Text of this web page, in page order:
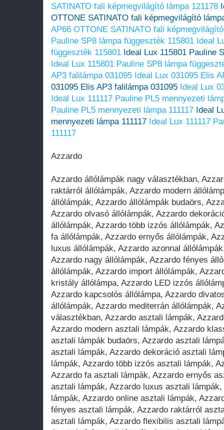
SATINATO fali képmegvilágító lámpa 121178
OTTONE SATINATO fali képmegvilágító
AP66 OTTONE SATINATO fali
Pauline SP8 lámpa függeszték 115801 Ideal
függeszték 115801 Ideal Lux 115801 Pauline
Ideal Lux 115801 Pauline SP8 lámpa
AP3 falilámpa 031095 Ideal Lux 031095 Elis
031095 Elis AP3 falilámpa 031095 Ideal Lux
Ideal Lux 111117 Pauline PL5 mennyezeti
Pauline PL5 mennyezeti lámpa 111117 Ideal
mennyezeti lámpa 111117 Ideal Lux 111117
111117
Azzardo
Azzardo állólámpák nagy választékban, Azzardo állólámpák, Azzardo raktárról állólámpák, Azzardo modern állólámpák, Azzardo klasszikus állólámpák, Azzardo állólámpák budaörs, Azzardo állólámpák gyerekeknek, Azzardo olvasó állólámpák, Azzardo dekoráció állólámpák, Azzardo szép állólámpák, Azzardo több izzós állólámpák, Azzardo nagy állólámpák, Azzardo fa állólámpák, Azzardo ernyős állólámpák, Azzardo olcsó állólámpák, Azzardo luxus állólámpák, Azzardo azonnal állólámpák, Azzardo online állólámpák, Azzardo nagy állólámpák, Azzardo fényes állólámpák, Azzardo raktárról állólámpák, Azzardo import állólámpák, Azzardo flexibilis állólámpák, Azzardo kristály állólámpa, Azzardo LED izzós állólámpa, Azzardo spot állólámpák, Azzardo kapcsolós állólámpa, Azzardo divatos állólámpák, Azzardo rusztikus állólámpák, Azzardo mediterrán állólámpák, Azzardo asztali lámpák nagy választékban, Azzardo asztali lámpák, Azzardo raktárról asztali lámpák, Azzardo modern asztali lámpák, Azzardo klasszikus asztali lámpák, Azzardo asztali lámpák budaörs, Azzardo asztali lámpák gyerekeknek, Azzardo olvasó asztali lámpák, Azzardo dekoráció asztali lámpák, Azzardo szép asztali lámpák, Azzardo több izzós asztali lámpák, Azzardo nagy asztali lámpák, Azzardo fa asztali lámpák, Azzardo ernyős asztali lámpák, Azzardo olcsó asztali lámpák, Azzardo luxus asztali lámpák, Azzardo azonnal asztali lámpák, Azzardo online asztali lámpák, Azzardo nagy asztali lámpák, Azzardo fényes asztali lámpák, Azzardo raktárról asztali lámpák, Azzardo import asztali lámpák, Azzardo flexibilis asztali lámpák, Azzardo éjjeli asztali lámpák, Azzardo íróasztali lámpák, Azzardo banklámpák, Azzardo gyermek íróasztali lámpák, Azzardo hangulatfény asztali lámpák, Azzardo komód asztali lámpák, Azzardo csíptetős asztali lámpák, Azzardo kerek asztali lámpák, Azzardo szögletes asztali lámpák, Azzardo kristály asztali lámpa, Azzardo led izzós asztali lámpák, Azzardo spot asztali lámpák, Azzardo kapcsolós asztali lámpák, Azzardo divatos asztali lámpák, Azzardo üveg asztali lámpák, Azzardo kerámia asztali lámpák, Azzardo rusztikus asztali lámpák, Azzardo mediterrán asztali lámpák, Azzardo falilámpák nagy választékban, Azzardo falilámpák, Azzardo raktárról falilámpák, Azzardo modern falilámpák, Azzardo klasszikus falilámpák, Azzardo falilámpák budaörs, Azzardo falilámpák gyerekeknek, Azzardo olvasó falilámpák, Azzardo dekoráció falilámpák, Azzardo szép falilámpák, Azzardo több izzós falilámpák, Azzardo nagy falilámpák, Azzardo szuper falilámpák, Azzardo olcsó falilámpák, Azzardo luxus falilámpák, Azzardo azonnal falilámpák, Azzardo online falilámpák, Azzardo nagy falilámpák, Azzardo fényes falilámpák, Azzardo raktárról falilámpák, Azzardo import falilámpák, Azzardo flexibilis falilámpák, Azzardo éjjeli falilámpák, Azzardo gyermek olvasó falilámpák, Azzardo hangulatfény falilámpák, Azzardo csíptetős lámpák, Azzardo kicsi falilámpák, Azzardo kerek falilámpák, Azzardo szögletes falilámpák, Azzardo kristály falilámpa, Azzardo led izzós falilámpák, Azzardo spot falilámpák, Azzardo kapcsolós falilámpák, Azzardo divatos falilámpák, Azzardo üveg falilámpák, Azzardo kerámia falilámpák, Azzardo rusztikus falilámpák, Azzardo mediterrán falilámpák, Azzardo képmegvilágító falilámpák, Azzardo képmegvilágító falilámpák led izzóval, Azzardo csillár lámpák nagy választékban, Azzardo csillár lámpák, Azzardo raktárról csillár lámpák, Azzardo modern csillár lámpák, Azzardo klasszikus csillár lámpák, Azzardo csillár lámpák budaörs, Azzardo csillár lámpák gyerekeknek, Azzardo dekoráció csillár lámpák, Azzardo szép csillár lámpák, Azzardo több izzós csillár lámpák, Azzardo nagy csillár lámpák, Azzardo fa csillár lámpák, Azzardo ernyős csillár lámpák, Azzardo olcsó csillár lámpák, Azzardo luxus csillár lámpák, Azzardo azonnal csillár lámpák, Azzardo online csillár lámpák, Azzardo fényes csillár lámpák, Azzardo raktárról csillár lámpák, Azzardo import csillár lámpák, Azzardo flexibilis csillár lámpák, Azzardo gyermek csillár lámpák, Azzardo hangulatfény csillár lámpák, Azzardo kicsi csillár lámpák, Azzardo kerek csillár lámpák, Azzardo szögletes csillár lámpák, Azzardo kristály csillár lámpák, Azzardo led izzós csillár lámpák, Azzardo kapcsolós csillár lámpák, Azzardo divatos csillár lámpák, Azzardo üveg csillár lámpák, Azzardo kerámia csillár lámpák, Azzardo rusztikus csillár lámpák, Azzardo mediterrán csillár lámpák, Azzardo kovácsoltvas csillár lámpák, Azzardo függeszték lámpák nagy választékban, Azzardo függeszték lámpák, Azzardo raktárról függeszték lámpák, Azzardo modern függeszték lámpák, Azzardo klasszikus függeszték lámpák, Azzardo függeszték lámpák budaörs, Azzardo függeszték lámpák gyerekeknek, Azzardo dekoráció függeszték lámpák, Azzardo szép függeszték lámpák, Azzardo több izzós függeszték lámpák, Azzardo nagy függeszték lámpák, Azzardo hosszú függeszték lámpák, Azzardo ernyős függeszték lámpák, Azzardo olcsó függeszték lámpák, Azzardo luxus függeszték lámpák, Azzardo azonnal függeszték lámpák, Azzardo online függeszték lámpák, Azzardo fényes függeszték lámpák, Azzardo raktárról függeszték lámpák, Azzardo import függeszték lámpák, Azzardo flexibilis függeszték lámpák, Azzardo gyermek függeszték lámpák, Azzardo hangulatfény függeszték lámpák, Azzardo kicsi függeszték lámpák, Azzardo kerek függeszték lámpák, Azzardo szögletes függeszték lámpák, Azzardo kristály függeszték lámpák, Azzardo led izzós függeszték lámpák, Azzardo kapcsolós függeszték lámpák, Azzardo divatos függeszték lámpák, Azzardo üveg függeszték lámpák, Azzardo kerámia függeszték lámpák, Azzardo rusztikus függeszték lámpák, Azzardo mediterrán függeszték lámpák, Azzardo beépíthető lámpák nagy választékban, Azzardo beépíthető lámpák, Azzardo raktárról beépíthető lámpák, Azzardo modern beépíthető lámpák, Azzardo klasszikus beépíthető lámpák, Azzardo beépíthető lámpák budaörs, Azzardo beépíthető lámpák, Azzardo dekoráció beépíthető lámpák, Azzardo szép beépíthető lámpák, Azzardo több izzós beépíthető lámpák, Azzardo nagy beépíthető lámpák, Azzardo olcsó beépíthető lámpák, Azzardo luxus beépíthető lámpák, Azzardo azonnal beépíthető lámpák, Azzardo online beépíthető lámpák, Azzardo nagy beépíthető lámpák, Azzardo fényes beépíthető lámpák, Azzardo raktárról beépíthető beépíthető lámpák, Azzardo import beépíthető lámpák, Azzardo kristály beépíthető lámpák,